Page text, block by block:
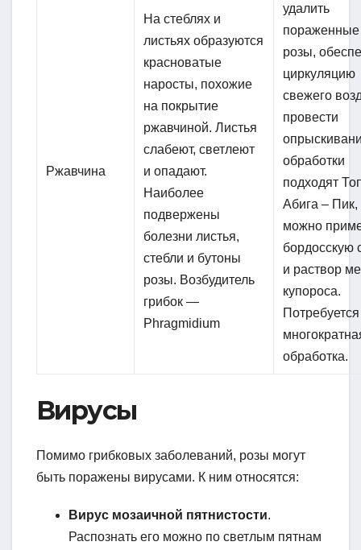
Ржавчина
На стеблях и
листьях образуются
красноватые
наросты, похожие
на покрытие
ржавчиной. Листья
слабеют, светлеют
и опадают.
Наиболее
подвержены
болезни листья,
стебли и бутоны
розы. Возбудитель
грибок —
Phragmidium
удалить
пораженные
розы,
циркуляцию
свежего
провести
обработки
подходят
Абига – Пик,
можно
бордосскую
и раствор
купороса.
Потребуется
обработка.
Вирусы
Помимо грибковых заболеваний, розы могут
быть поражены вирусами. К ним относятся:
Вирус мозаичной пятнистости.
Распознать его можно по светлым пятнам